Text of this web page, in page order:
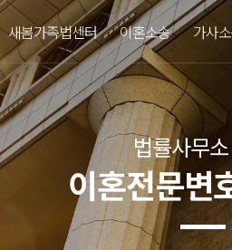
새봄가족법센터 이혼소송 가사
법률사무
이혼전문변